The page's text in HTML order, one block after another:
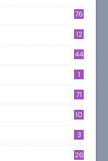
76
12
44
1
71
10
3
26